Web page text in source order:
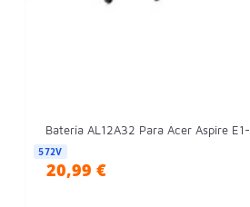
Batería AL12A32 Para Acer Aspire
572V
20,99 €